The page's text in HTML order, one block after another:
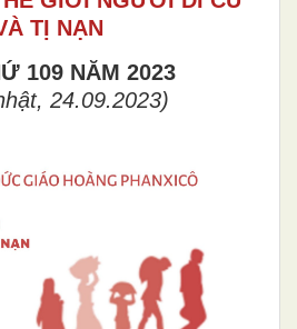
TỊ NẠN
109 NĂM 2023
24.09.2023)